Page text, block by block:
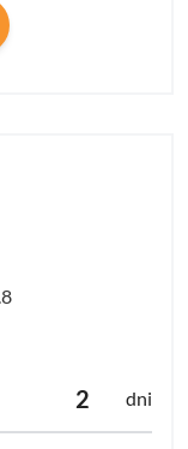
2 dni